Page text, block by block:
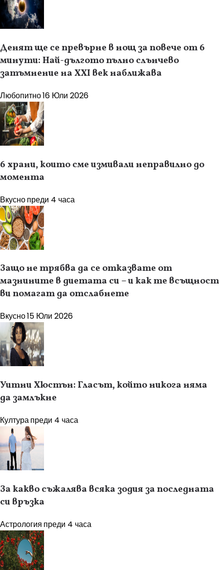
Денят ще се превърне в нощ за повече от 6
минути: Най-дългото пълно слънчево
затъмнение на XXI век наближава
Любопитно16 Юли 2026
6 храни, които сме измивали неправилно до
момента
Вкуснопреди 4 часа
Защо не трябва да се отказвате от
мазнините в диетата си – и как те всъщност
ви помагат да отслабнете
Вкусно15 Юли 2026
Уитни Хюстън: Гласът, който никога няма
да замлъкне
Културапреди 4 часа
За какво съжалява всяка зодия за последната
си връзка
Астрология преди 4 часа